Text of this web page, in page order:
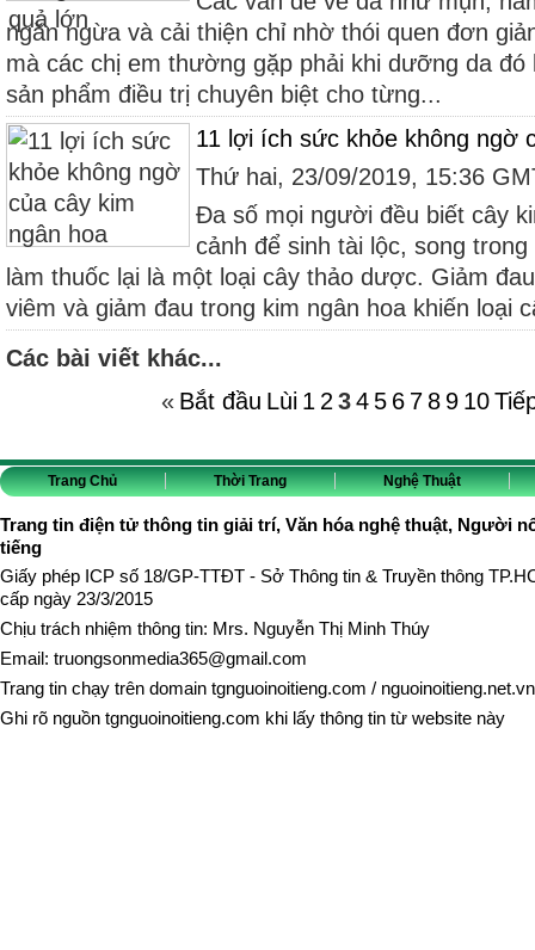
ngăn ngừa và cải thiện chỉ nhờ thói quen đơn
mà các chị em thường gặp phải khi dưỡng da đó
sản phẩm điều trị chuyên biệt cho từng...
11 lợi ích sức khỏe không ngờ
Thứ hai, 23/09/2019, 15:36
Đa số mọi người đều biết cây
cảnh để sinh tài lộc, song
làm thuốc lại là một loại cây thảo dược. Giảm
viêm và giảm đau trong kim ngân hoa khiến loại
Các bài viết khác...
« Bắt đầu Lùi 1 2 34 5 6 7 8 9 10
Trang Chủ Thời Trang Nghệ Thuật
Trang tin điện tử thông tin giải trí, Văn hóa nghệ thuật, Người
tiếng
Giấy phép ICP số 18/GP-TTĐT - Sở Thông tin & Truyền thông
cấp ngày 23/3/2015
Chịu trách nhiệm thông tin: Mrs. Nguyễn Thị Minh Thúy
Email: truongsonmedia365@gmail.com
Trang tin chạy trên domain tgnguoinoitieng.com / nguoinoitieng.net.vn
Ghi rõ nguồn tgnguoinoitieng.com khi lấy thông tin từ website này